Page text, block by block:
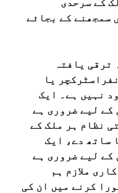
کے سرحدی
سمجھنے کے بجائے
ترقی یافتہ
یا
نہیں ہے۔ ایک
کے لیے ضروری ہے
نظام ہر ملک کے
ساتھ دے، ایک
کے لیے ضروری ہے
ملازم ہم
کرنے میں ان کی